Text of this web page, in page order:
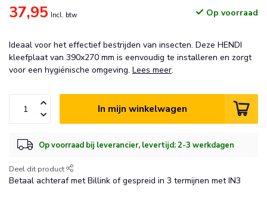
37,95 Incl. btw Op voorraad
Ideaal voor het effectief bestrijden van insecten. Deze HENDI
kleefplaat van 390x270 mm is eenvoudig te installeren en zorgt
voor een hygiënische omgeving. Lees meer.
In mijn winkelwagen
Op voorraad bij leverancier, levertijd: 2-3 werkdagen
Deel dit product
Betaal achteraf met Billink of gespreid in 3 termijnen met IN3